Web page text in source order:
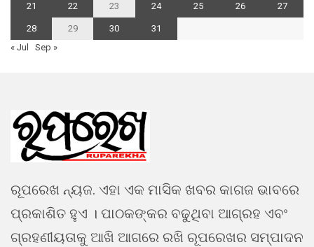
21 22 23 24 25 26 27
28 29 30
31
« Jul
Sep »
ରୂପରେଖ ନ୍ୟଜ. ଏହା ଏକ ମାସିକ ଖବର କାଗଜ ଭାବରେ
ପ୍ରକାଶିତ ହୁଏ । ପାଠକଙ୍କର ବଢୁଥିବା ଆଗ୍ରହ ଏବଂ
ଗ୍ରହଣୀୟତାକୁ ଆଖି ଆଗରେ ରଖି ରୂପରେଖର ସମ୍ପାଦନ